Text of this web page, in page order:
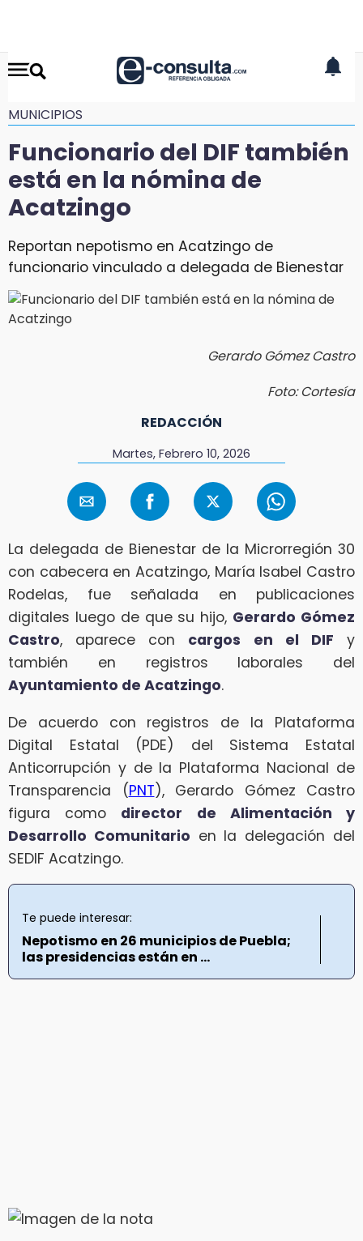
MUNICIPIOS
Funcionario del DIF también
está en la nómina de
Acatzingo
Reportan nepotismo en Acatzingo de
funcionario vinculado a delegada de Bienestar
Gerardo Gómez Castro
Foto: Cortesía
REDACCIÓN
Martes, Febrero 10, 2026
La delegada de Bienestar de la Microrregión 30
con cabecera en Acatzingo, María Isabel Castro
Rodelas, fue señalada en publicaciones
digitales luego de que su hijo, Gerardo Gómez
Castro, aparece con cargos en el DIF y
también en registros laborales del
Ayuntamiento de Acatzingo.
De acuerdo con registros de la Plataforma
Digital Estatal (PDE) del Sistema Estatal
Anticorrupción y de la Plataforma Nacional de
Transparencia (PNT), Gerardo Gómez Castro
figura como director de Alimentación y
Desarrollo Comunitario en la delegación del
SEDIF Acatzingo.
Te puede interesar:
Nepotismo en 26 municipios de Puebla;
las presidencias están en ...